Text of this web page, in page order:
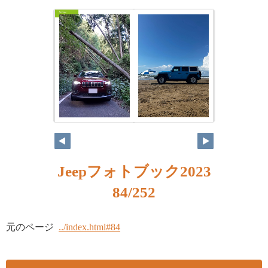
Jeepフォトブック2023
84/252
元のページ ../index.html#84